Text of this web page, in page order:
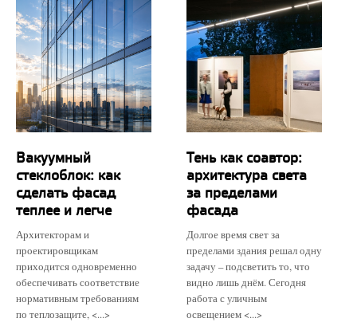
Вакуумный
стеклоблок: как
сделать фасад
теплее и легче
Архитекторам и
проектировщикам
приходится одновременно
обеспечивать соответствие
нормативным требованиям
по теплозащите, <...>
Тень как соавтор:
архитектура света
за пределами
фасада
Долгое время свет за
пределами здания решал одну
задачу – подсветить то, что
видно лишь днём. Сегодня
работа с уличным
освещением <...>